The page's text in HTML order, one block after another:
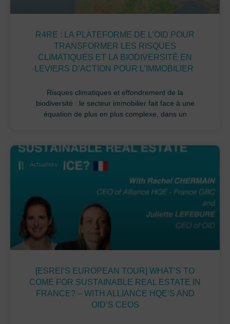
R4RE : LA PLATEFORME DE L’OID POUR
TRANSFORMER LES RISQUES
CLIMATIQUES ET LA BIODIVERSITÉ EN
LEVIERS D’ACTION POUR L’IMMOBILIER
Risques climatiques et effondrement de la
biodiversité : le secteur immobilier fait face à une
équation de plus en plus complexe, dans un
Actualités
[ESREI’S EUROPEAN TOUR] WHAT’S TO
COME FOR SUSTAINABLE REAL ESTATE IN
FRANCE? – WITH ALLIANCE HQE’S AND
OID’S CEOS